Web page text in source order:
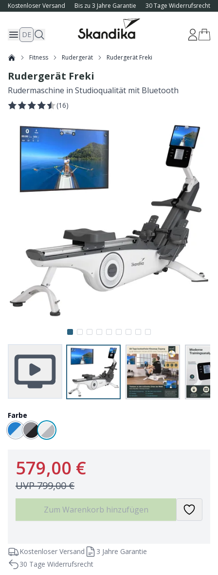
Kostenloser Versand Bis zu 3 Jahre Garantie 30 Tage Widerrufsrecht
DE
Fitness Rudergerät Rudergerät Freki
Rudergerät Freki
Rudermaschine in Studioqualität mit Bluetooth
(16)
Farbe
579,00 €
UVP799,00 €
Zum Warenkorb hinzufügen
Kostenloser Versand
3 Jahre Garantie
30 Tage Widerrufsrecht